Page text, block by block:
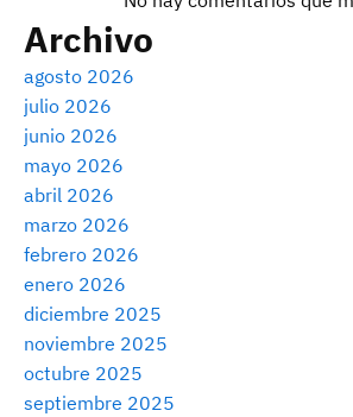
Archivo
agosto 2026
julio 2026
junio 2026
mayo 2026
abril 2026
marzo 2026
febrero 2026
enero 2026
diciembre 2025
noviembre 2025
octubre 2025
septiembre 2025